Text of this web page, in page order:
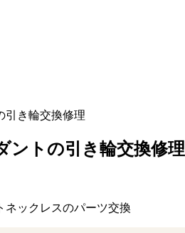
引き輪交換修理
ントの引き輪交換修理